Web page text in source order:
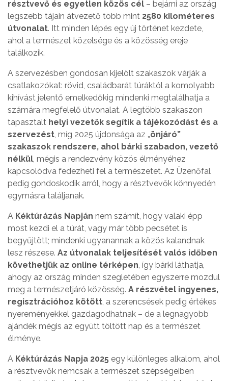
résztvevő és egyetlen közös cél – bejárni az ország
legszebb tájain átvezető több mint 2580 kilométeres
útvonalat. Itt minden lépés egy új történet kezdete,
ahol a természet közelsége és a közösség ereje
találkozik.
A szervezésben gondosan kijelölt szakaszok várják a
csatlakozókat: rövid, családbarát túráktól a komolyabb
kihívást jelentő emelkedőkig mindenki megtalálhatja a
számára megfelelő útvonalat. A legtöbb szakaszon
tapasztalt helyi vezetők segítik a tájékozódást és a
szervezést, míg 2025 újdonsága az „önjáró”
szakaszok rendszere, ahol bárki szabadon, vezető
nélkül, mégis a rendezvény közös élményéhez
kapcsolódva fedezheti fel a természetet. Az Üzenőfal
pedig gondoskodik arról, hogy a résztvevők könnyedén
egymásra találjanak.
A Kéktúrázás Napján nem számít, hogy valaki épp
most kezdi el a túrát, vagy már több pecsétet is
begyűjtött; mindenki ugyanannak a közös kalandnak
lesz részese. Az útvonalak teljesítését valós időben
követhetjük az online térképen, így bárki láthatja,
ahogy az ország minden szegletében egyszerre mozdul
meg a természetjáró közösség. A részvétel ingyenes,
regisztrációhoz kötött, a szerencsések pedig értékes
nyereményekkel gazdagodhatnak – de a legnagyobb
ajándék mégis az együtt töltött nap és a természet
élménye.
A Kéktúrázás Napja 2025 egy különleges alkalom, ahol
a résztvevők nemcsak a természet szépségeiben